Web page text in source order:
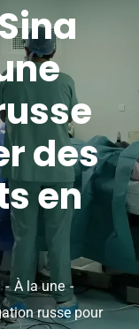
des
en
À la une
russe pour